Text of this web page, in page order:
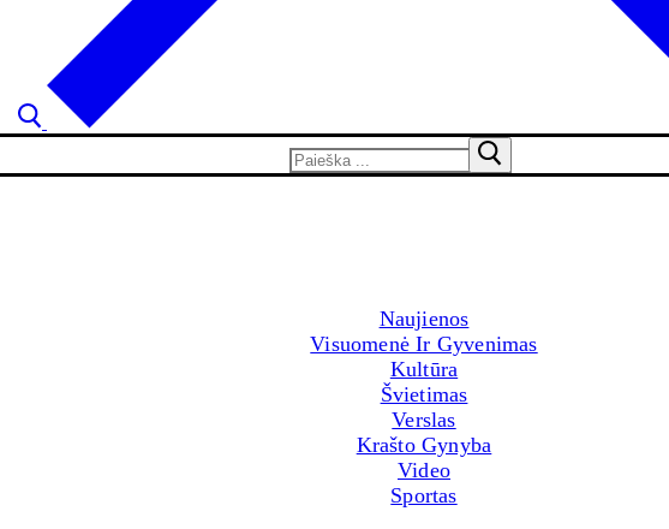
Naujienos
Visuomenė Ir Gyvenimas
Kultūra
Švietimas
Verslas
Krašto Gynyba
Video
Sportas